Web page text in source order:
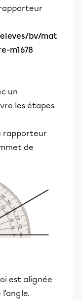
rapporteur
bv/mat
m1678
un
les étapes
rapporteur
de
est alignée